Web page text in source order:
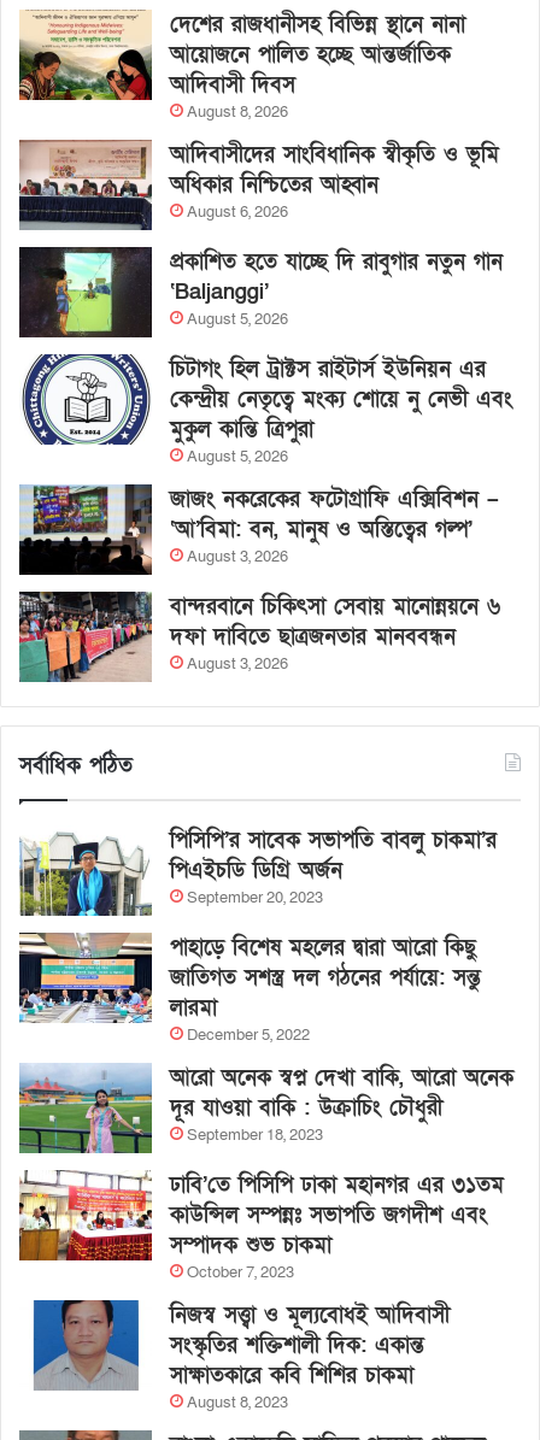
দেশের রাজধানীসহ বিভিন্ন স্থানে নানা
আয়োজনে পালিত হচ্ছে আন্তর্জাতিক
আদিবাসী দিবস
August 8, 2026
আদিবাসীদের সাংবিধানিক স্বীকৃতি ও ভূমি
অধিকার নিশ্চিতের আহ্বান
August 6, 2026
প্রকাশিত হতে যাচ্ছে দি রাবুগার নতুন গান
‘Baljanggi’
August 5, 2026
চিটাগং হিল ট্রাক্টস রাইটার্স ইউনিয়ন এর
কেন্দ্রীয় নেতৃত্বে মংক্য শোয়ে নু নেভী এবং
মুকুল কান্তি ত্রিপুরা
August 5, 2026
জাজং নকরেকের ফটোগ্রাফি এক্সিবিশন –
‘আ’বিমা: বন, মানুষ ও অস্তিত্বের গল্প’
August 3, 2026
বান্দরবানে চিকিৎসা সেবায় মানোন্নয়নে ৬
দফা দাবিতে ছাত্রজনতার মানববন্ধন
August 3, 2026
সর্বাধিক পঠিত
পিসিপি’র সাবেক সভাপতি বাবলু চাকমা’র
পিএইচডি ডিগ্রি অর্জন
September 20, 2023
পাহাড়ে বিশেষ মহলের দ্বারা আরো কিছু
জাতিগত সশস্ত্র দল গঠনের পর্যায়ে: সন্তু
লারমা
December 5, 2022
আরো অনেক স্বপ্ন দেখা বাকি, আরো অনেক
দূর যাওয়া বাকি : উক্রাচিং চৌধুরী
September 18, 2023
ঢাবি’তে পিসিপি ঢাকা মহানগর এর ৩১তম
কাউন্সিল সম্পন্নঃ সভাপতি জগদীশ এবং
সম্পাদক শুভ চাকমা
October 7, 2023
নিজস্ব সত্ত্বা ও মূল্যবোধই আদিবাসী
সংস্কৃতির শক্তিশালী দিক: একান্ত
সাক্ষাতকারে কবি শিশির চাকমা
August 8, 2023